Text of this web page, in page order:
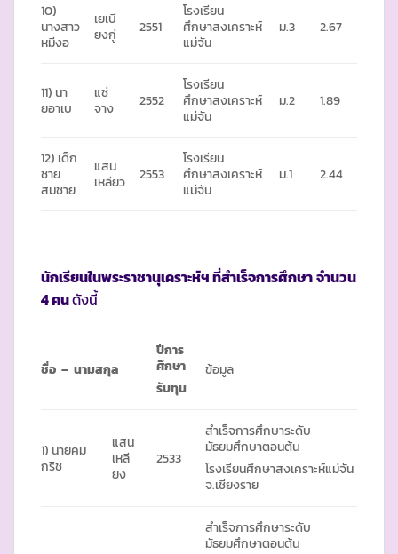
10)
นางสาว
หมีงอ
เยเบี
ยงกู่
2551
โรงเรียน
ศึกษาสงเคราะห์
แม่จัน
ม.3 2.67
11) นา
ยอาเบ
แซ่
จาง
2552
โรงเรียน
ศึกษาสงเคราะห์
แม่จัน
ม.2 1.89
12) เด็ก
ชาย
สมชาย
แสน
เหลียว
2553
โรงเรียน
ศึกษาสงเคราะห์
แม่จัน
ม.1 2.44
นักเรียนในพระราชานุเคราะห์ฯ ที่สำเร็จการศึกษาจำนวน
4 คนดังนี้
ชื่อ – นามสกุล
ปีการ
ศึกษา
รับทุน
ข้อมูล
1) นายคม
กริช
แสน
เหลี
ยง
2533
สำเร็จการศึกษาระดับ
มัธยมศึกษาตอนต้น
โรงเรียนศึกษาสงเคราะห์แม่จัน
จ.เชียงราย
สำเร็จการศึกษาระดับ
มัธยมศึกษาตอนต้น